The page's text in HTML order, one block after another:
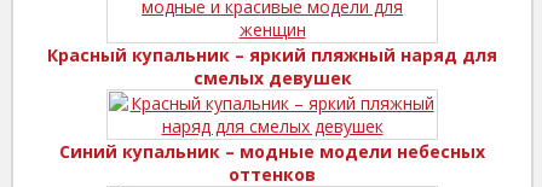
Красный купальник – яркий пляжный наряд для
смелых девушек
Синий купальник – модные модели небесных
оттенков